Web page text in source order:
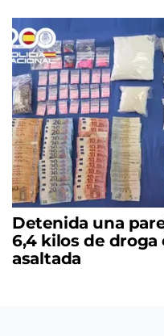
Detenida una
6,4 kilos de droga
asaltada